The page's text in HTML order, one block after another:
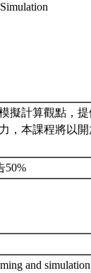
擬計算觀點，
，本課程將以
50%
and